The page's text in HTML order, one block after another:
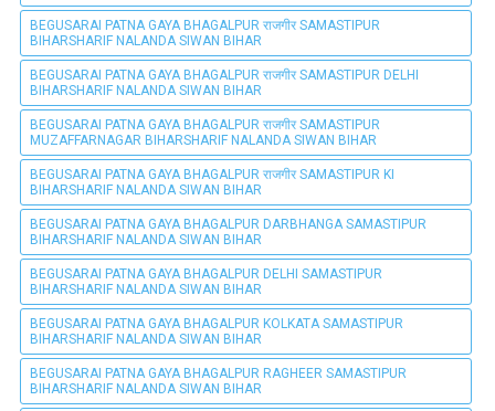
BEGUSARAI PATNA GAYA BHAGALPUR राजगीर SAMASTIPUR
BIHARSHARIF NALANDA SIWAN BIHAR
BEGUSARAI PATNA GAYA BHAGALPUR राजगीर SAMASTIPUR DELHI
BIHARSHARIF NALANDA SIWAN BIHAR
BEGUSARAI PATNA GAYA BHAGALPUR राजगीर SAMASTIPUR
MUZAFFARNAGAR BIHARSHARIF NALANDA SIWAN BIHAR
BEGUSARAI PATNA GAYA BHAGALPUR राजगीर SAMASTIPUR KI
BIHARSHARIF NALANDA SIWAN BIHAR
BEGUSARAI PATNA GAYA BHAGALPUR DARBHANGA SAMASTIPUR
BIHARSHARIF NALANDA SIWAN BIHAR
BEGUSARAI PATNA GAYA BHAGALPUR DELHI SAMASTIPUR
BIHARSHARIF NALANDA SIWAN BIHAR
BEGUSARAI PATNA GAYA BHAGALPUR KOLKATA SAMASTIPUR
BIHARSHARIF NALANDA SIWAN BIHAR
BEGUSARAI PATNA GAYA BHAGALPUR RAGHEER SAMASTIPUR
BIHARSHARIF NALANDA SIWAN BIHAR